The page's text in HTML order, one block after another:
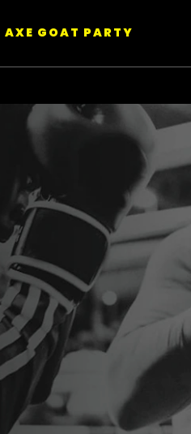
AXE GOAT PARTY